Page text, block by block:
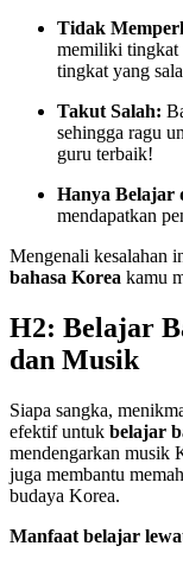
Tidak
memiliki tingkat
tingkat yang
Takut Salah:
sehingga ragu
guru terbaik!
Hanya Belajar
mendapatkan
Mengenali kesalahan
bahasa Korea kamu
H2: Belajar
dan Musik
Siapa sangka,
efektif untuk belajar
mendengarkan musik
juga membantu
budaya Korea.
Manfaat belajar